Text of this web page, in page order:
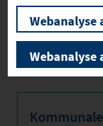
Webanalyse
Webanalyse